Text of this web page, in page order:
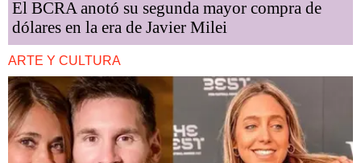
El BCRA anotó su segunda mayor compra de
dólares en la era de Javier Milei
ARTE Y CULTURA